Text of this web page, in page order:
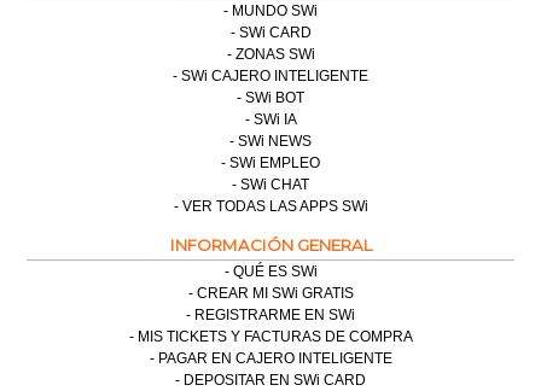
MUNDO SWi
SWi CARD
ZONAS SWi
SWi CAJERO INTELIGENTE
SWi BOT
SWi IA
SWi NEWS
SWi EMPLEO
SWi CHAT
VER TODAS LAS APPS SWi
INFORMACIÓN GENERAL
QUÉ ES SWi
CREAR MI SWi GRATIS
REGISTRARME EN SWi
MIS TICKETS Y FACTURAS DE COMPRA
PAGAR EN CAJERO INTELIGENTE
DEPOSITAR EN SWi CARD